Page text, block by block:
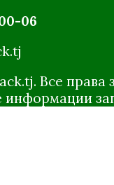
06
Все
информации